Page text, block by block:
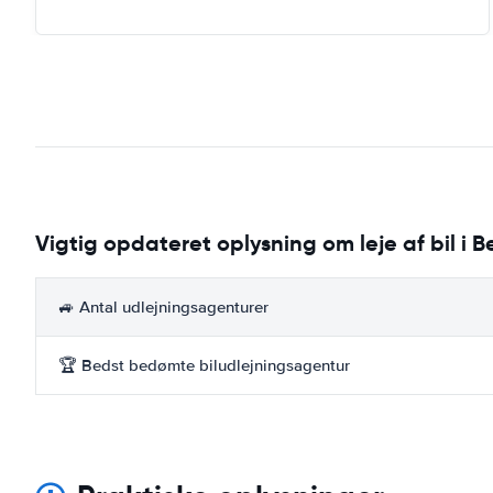
Vigtig opdateret oplysning om leje af bil i
🚙 Antal udlejningsagenturer
🏆 Bedst bedømte biludlejningsagentur